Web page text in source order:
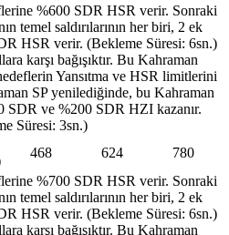
%600 SDR HSR verir. Sonraki
temel saldırılarının her biri, 2 ek
HSR verir. (Bekleme Süresi: 6sn.)
karşı bağışıktır. Bu Kahraman
Yansıtma ve HSR limitlerini
SP yenilediğinde, bu Kahraman
SDR ve %200 SDR HZI kazanır.
Süresi: 3sn.)
468 624
780
%700 SDR HSR verir. Sonraki
temel saldırılarının her biri, 2 ek
HSR verir. (Bekleme Süresi: 6sn.)
karşı bağışıktır. Bu Kahraman